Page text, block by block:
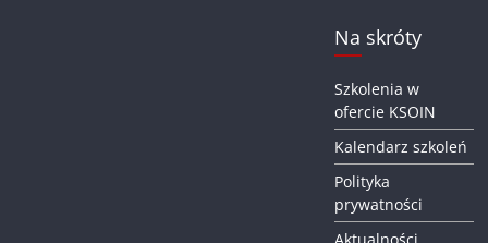
Na skróty
Szkolenia w
ofercie KSOIN
Kalendarz szkoleń
Polityka
prywatności